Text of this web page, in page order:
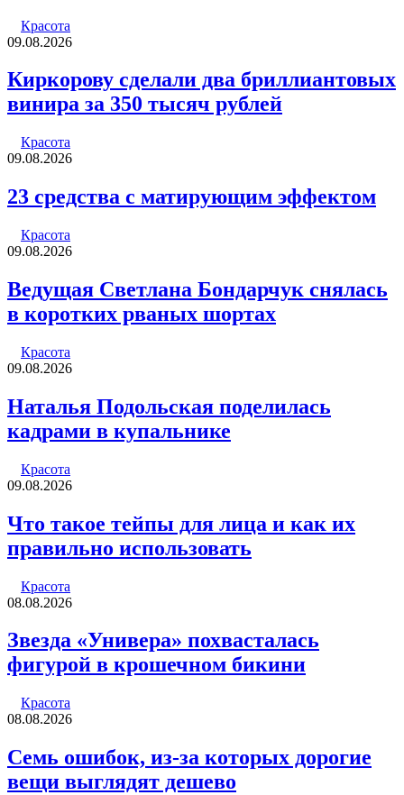
Красота
09.08.2026
Киркорову сделали два бриллиантовых
винира за 350 тысяч рублей
Красота
09.08.2026
23 средства с матирующим эффектом
Красота
09.08.2026
Ведущая Светлана Бондарчук снялась
в коротких рваных шортах
Красота
09.08.2026
Наталья Подольская поделилась
кадрами в купальнике
Красота
09.08.2026
Что такое тейпы для лица и как их
правильно использовать
Красота
08.08.2026
Звезда «Универа» похвасталась
фигурой в крошечном бикини
Красота
08.08.2026
Семь ошибок, из-за которых дорогие
вещи выглядят дешево